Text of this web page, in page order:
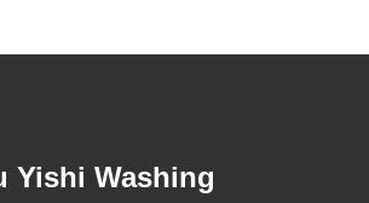
Yishi Washing